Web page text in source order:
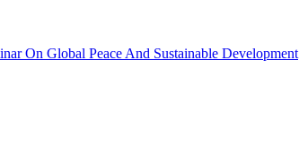
On Global Peace And Sustainable Development